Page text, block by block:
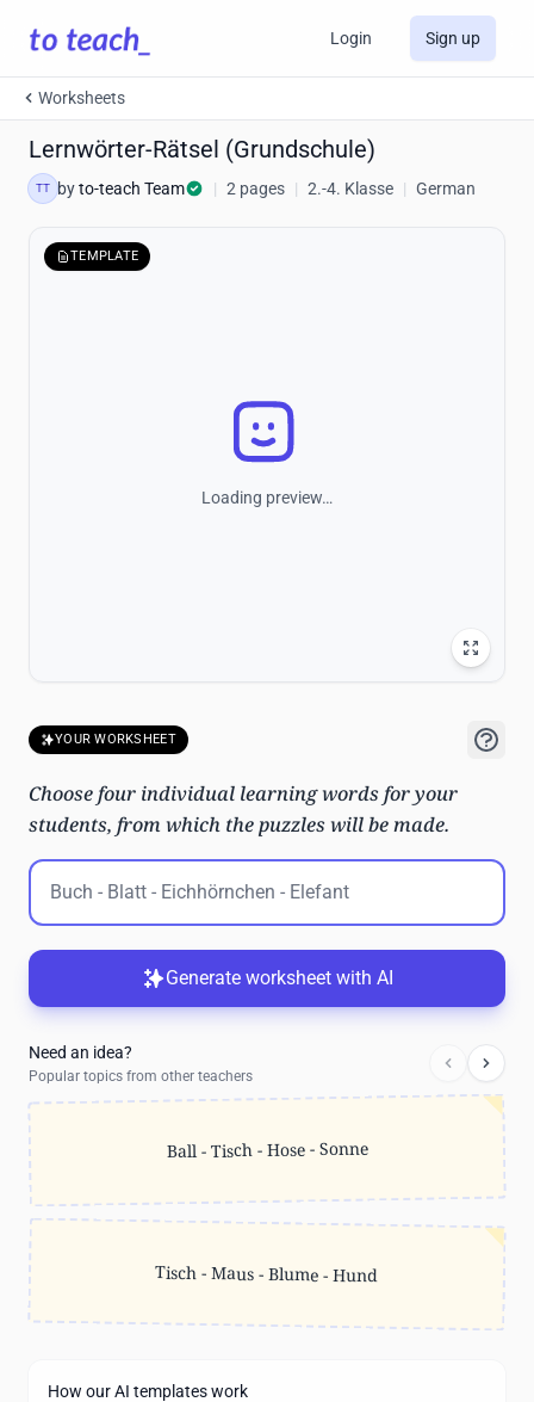
Login Sign up
Worksheets
Lernwörter-Rätsel (Grundschule)
TT byto-teach Team | 2 pages | 2.-4. Klasse | German
TEMPLATE
Loading preview…
YOUR WORKSHEET
Choose four individual learning words for your
students, from which the puzzles will be made.
Generate worksheet with AI
Need an idea?
Popular topics from other teachers
Ball - Tisch - Hose - Sonne
Tisch - Maus - Blume - Hund
How our AI templates work